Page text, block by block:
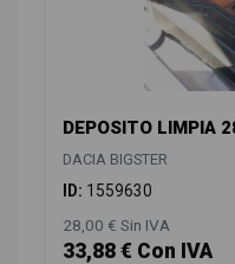
DEPOSITO LIMPIA
DACIA BIGSTER
ID: 1559630
28,00 € Sin IVA
33,88 € Con IVA